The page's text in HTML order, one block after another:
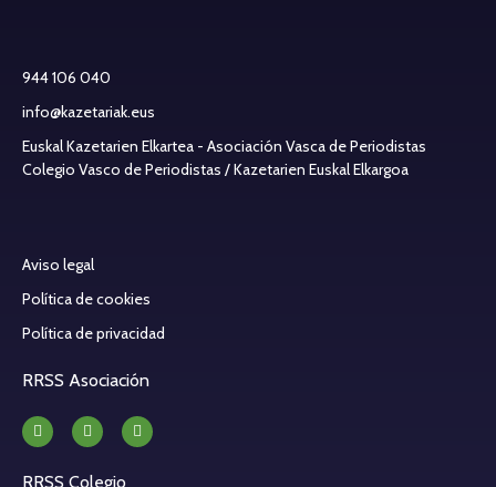
944 106 040
info@kazetariak.eus
Euskal Kazetarien Elkartea - Asociación Vasca de Periodistas
Colegio Vasco de Periodistas / Kazetarien Euskal Elkargoa
Aviso legal
Política de cookies
Política de privacidad
RRSS Asociación
RRSS Colegio